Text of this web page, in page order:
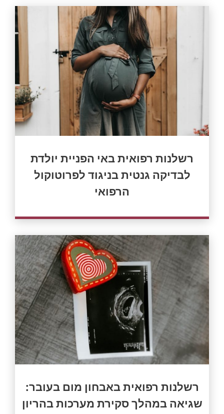
רשלנות רפואית באי הפניית יולדת
לבדיקה גנטית בניגוד לפרוטוקול
הרפואי
רשלנות רפואית באבחון מום בעובר:
שגיאה במהלך סקירת מערכות בהריון